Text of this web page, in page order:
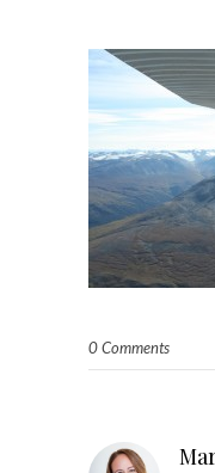
0 Comments